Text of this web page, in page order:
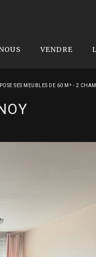
VENDRE
SES MEUBLES DE 60 M² - 2